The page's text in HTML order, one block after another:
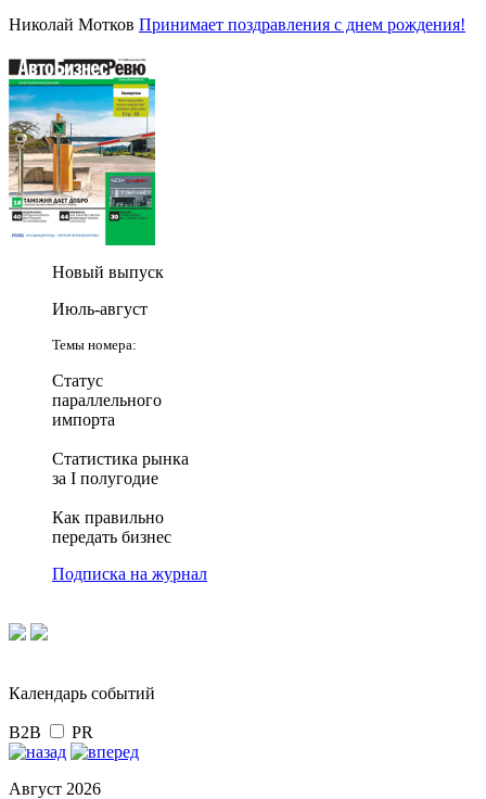
Николай Мотков Принимает поздравления с днем рождения!
Новый выпуск
Июль-август
Темы номера:
Статус
параллельного
импорта
Статистика рынка
за I полугодие
Как правильно
передать бизнес
Подписка на журнал
Календарь событий
B2B PR
Август 2026